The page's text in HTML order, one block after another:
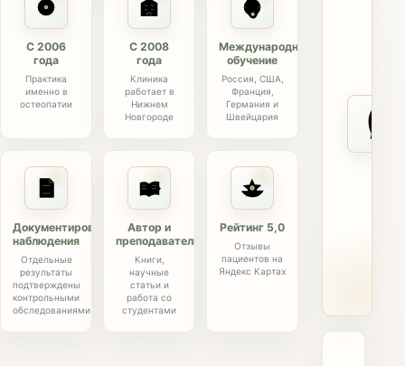
С 2006
года
Практика
именно в
остеопатии
С 2008
года
Клиника
работает в
Нижнем
Новгороде
Международное
обучение
Россия, США,
Франция,
Германия и
Швейцария
Документированные
наблюдения
Отдельные
результаты
подтверждены
контрольными
обследованиями
Автор и
преподаватель
Книги,
научные
статьи и
работа со
студентами
Рейтинг 5,0
Отзывы
пациентов на
Яндекс Картах